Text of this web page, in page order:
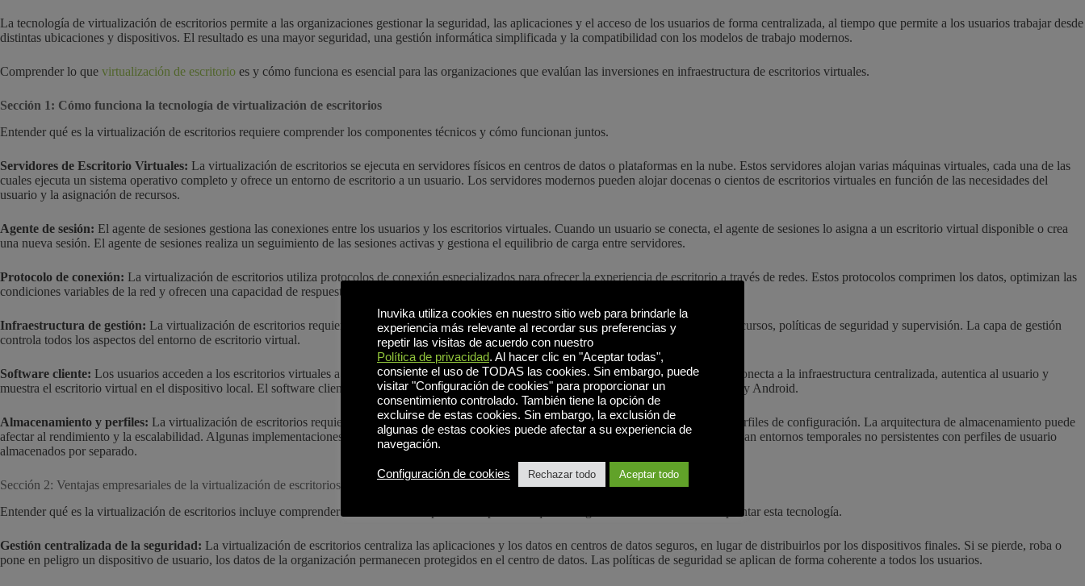
La tecnología de virtualización de escritorios permite a las organizaciones gestionar la seguridad, las aplicaciones y el acceso de los usuarios de forma centralizada, al tiempo que permite a los usuarios trabajar desde
distintas ubicaciones y dispositivos. El resultado es una mayor seguridad, una gestión informática simplificada y la compatibilidad con los modelos de trabajo modernos.
Comprender lo que virtualización de escritorio es y cómo funciona es esencial para las organizaciones que evalúan las inversiones en infraestructura de escritorios virtuales.
Sección 1: Cómo funciona la tecnología de virtualización de escritorios
Entender qué es la virtualización de escritorios requiere comprender los componentes técnicos y cómo funcionan juntos.
Servidores de Escritorio Virtuales: La virtualización de escritorios se ejecuta en servidores físicos en centros de datos o plataformas en la nube. Estos servidores alojan varias máquinas virtuales, cada una de las
cuales ejecuta un sistema operativo completo y ofrece un entorno de escritorio a un usuario. Los servidores modernos pueden alojar docenas o cientos de escritorios virtuales en función de las necesidades del
usuario y la asignación de recursos.
Agente de sesión: El agente de sesiones gestiona las conexiones entre los usuarios y los escritorios virtuales. Cuando un usuario se conecta, el agente de sesiones lo asigna a un escritorio virtual disponible o crea
una nueva sesión. El agente de sesiones realiza un seguimiento de las sesiones activas y gestiona el equilibrio de carga entre servidores.
Protocolo de conexión: La virtualización de escritorios utiliza protocolos de conexión especializados para ofrecer la experiencia de escritorio a través de redes. Estos protocolos comprimen los datos, optimizan las
condiciones variables de la red y ofrecen una capacidad de respuesta comparable a la de un ordenador local.
Infraestructura de gestión: La virtualización de escritorios requiere sistemas backend para la gestión de usuarios, autenticación, asignación de recursos, políticas de seguridad y supervisión. La capa de gestión
controla todos los aspectos del entorno de escritorio virtual.
Software cliente: Los usuarios acceden a los escritorios virtuales a través de software cliente instalado en sus dispositivos. El software cliente se conecta a la infraestructura centralizada, autentica al usuario y
muestra el escritorio virtual en el dispositivo local. El software cliente está disponible para dispositivos Windows, Mac, Linux, Chromebooks, iOS y Android.
Almacenamiento y perfiles: La virtualización de escritorios requiere almacenamiento para imágenes de escritorios virtuales, datos de usuario y perfiles de configuración. La arquitectura de almacenamiento puede
afectar al rendimiento y la escalabilidad. Algunas implementaciones utilizan almacenamiento persistente para cada usuario, mientras que otras utilizan entornos temporales no persistentes con perfiles de usuario
almacenados por separado.
Sección 2: Ventajas empresariales de la virtualización de escritorios
Entender qué es la virtualización de escritorios incluye comprender los beneficios empresariales prácticos que las organizaciones obtienen al implantar esta tecnología.
Gestión centralizada de la seguridad: La virtualización de escritorios centraliza las aplicaciones y los datos en centros de datos seguros, en lugar de distribuirlos por los dispositivos finales. Si se pierde, roba o
pone en peligro un dispositivo de usuario, los datos de la organización permanecen protegidos en el centro de datos. Las políticas de seguridad se aplican de forma coherente a todos los usuarios.
Inuvika utiliza cookies en nuestro sitio web para brindarle la
experiencia más relevante al recordar sus preferencias y
repetir las visitas de acuerdo con nuestro
Política de privacidad. Al hacer clic en "Aceptar todas",
consiente el uso de TODAS las cookies. Sin embargo, puede
visitar "Configuración de cookies" para proporcionar un
consentimiento controlado. También tiene la opción de
excluirse de estas cookies. Sin embargo, la exclusión de
algunas de estas cookies puede afectar a su experiencia de
navegación.
Configuración de cookies Rechazar todo Aceptar todo